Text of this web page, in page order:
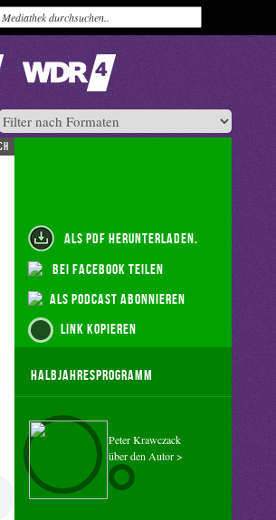
als PDF herunterladen.
bei Facebook teilen
als Podcast abonnieren
Link kopieren
Halbjahresprogramm
Peter Krawczack
über den Autor >